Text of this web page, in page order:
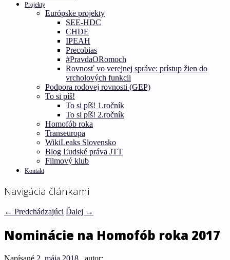
Projekty
Európske projekty
SEE-HDC
CHDE
IPEAH
Precobias
#PravdaORomoch
Rovnosť vo verejnej správe: prístup žien do
vrcholových funkcii
Podpora rodovej rovnosti (GEP)
To si píš!
To si píš! 1.ročník
To si píš! 2.ročník
Homofób roka
Transeuropa
WikiLeaks Slovensko
Blog Ľudské práva JTT
Filmový klub
Kontakt
Navigácia článkami
← Predchádzajúci Ďalej →
Nominácie na Homofób roka 2017
Napísané 2. mája 2018 , autor: